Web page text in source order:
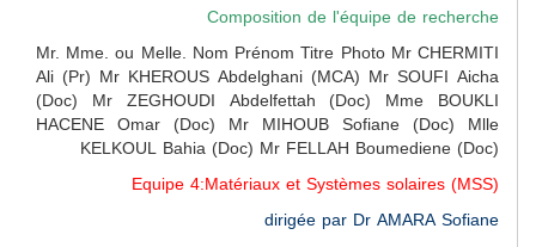
Composition de l'équipe de recherche
Mr. Mme. ou Melle. Nom Prénom Titre Photo Mr CHERMITI
Ali (Pr) Mr KHEROUS Abdelghani (MCA) Mr SOUFI Aicha
(Doc) Mr ZEGHOUDI Abdelfettah (Doc) Mme BOUKLI
HACENE Omar (Doc) Mr MIHOUB Sofiane (Doc) Mlle
KELKOUL Bahia (Doc) Mr FELLAH Boumediene (Doc)
Equipe 4:Matériaux et Systèmes solaires (MSS)
dirigée par Dr AMARA Sofiane